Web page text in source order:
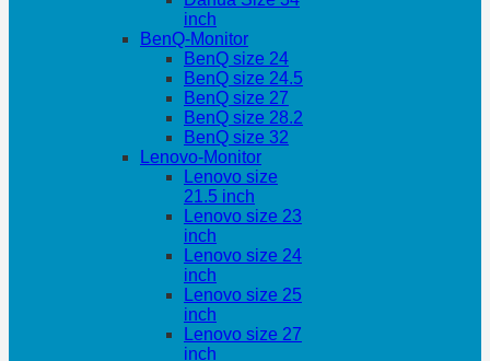
inch
BenQ-Monitor
BenQ size 24
BenQ size 24.5
BenQ size 27
BenQ size 28.2
BenQ size 32
Lenovo-Monitor
Lenovo size
21.5 inch
Lenovo size 23
inch
Lenovo size 24
inch
Lenovo size 25
inch
Lenovo size 27
inch